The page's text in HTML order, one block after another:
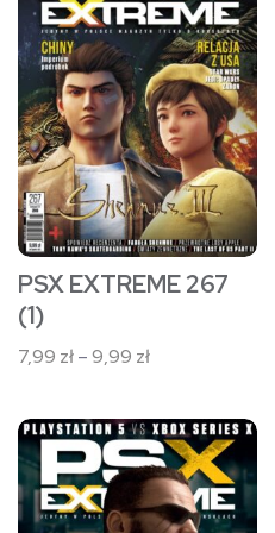
ma
wiele
wariantów.
Opcje
można
wybrać
na
stronie
produktu
PSX EXTREME 267
(1)
7,99 zł–9,99 złZakres
7,99 zł
do
9,99 zł
Ten
produkt
ma